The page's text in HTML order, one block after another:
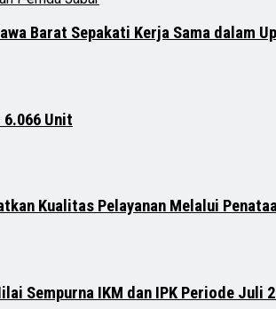
Barat Sepakati Kerja Sama dalam
Unit
Kualitas Pelayanan Melalui
Sempurna IKM dan IPK Periode Juli